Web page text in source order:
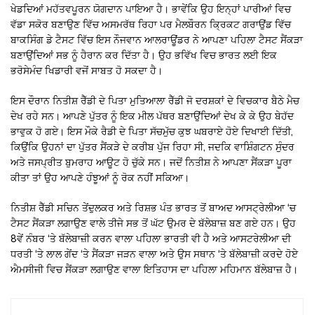
ਖੇਡਦਿਆਂ ਮਹੱਤਵਪੂਰਨ ਯੋਗਦਾਨ ਪਾਇਆ ਹੈ। ਭਾਵੇਂਕਿ ਉਹ ਇਨ੍ਹਾਂ ਪਾਰੀਆਂ ਵਿਚ
ਵੱਡਾ ਸਕੋਰ ਬਣਾਉਣ ਵਿੱਚ ਅਸਮਰੱਥ ਰਿਹਾ ਪਰ ਮੈਲਬੌਰਨ ਕ੍ਰਿਕਟ ਗਰਾਉਂਡ ਵਿੱਚ
ਬਾਕਸਿੰਗ ਡੇ ਟੈਸਟ ਵਿੱਚ ਇਸ ਨੌਜਵਾਨ ਆਲਰਾਊਂਡਰ ਨੇ ਆਪਣਾ ਪਹਿਲਾ ਟੈਸਟ ਸੈਂਕੜਾ
ਬਣਾਉਂਦਿਆਂ ਸਭ ਨੂੰ ਹੈਰਾਨ ਕਰ ਦਿੱਤਾ ਹੈ। ਉਹ ਭਵਿੱਖ ਵਿਚ ਭਾਰਤ ਲਈ ਇਕ
ਭਰੋਸੇਮੰਦ ਖਿਡਾਰੀ ਵਜੋਂ ਸਾਬਤ ਹੋ ਸਕਦਾ ਹੈ।
ਇਸ ਦੌਰਾਨ ਨਿਤੀਸ਼ ਰੈੱਡੀ ਦੇ ਪਿਤਾ ਮੁਤਿਆਲਾ ਰੈੱਡੀ ਜੋ ਦਰਸ਼ਕਾਂ ਦੇ ਵਿਚਕਾਰ ਬੈਠੇ ਮੈਚ
ਦੇਖ ਰਹੇ ਸਨ। ਆਪਣੇ ਪੁੱਤਰ ਨੂੰ ਇਕ ਮੀਲ ਪੱਥਰ ਬਣਾਉਂਦਿਆਂ ਦੇਖ ਕੇ ਕੇ ਉਹ ਬੇਹੱਦ
ਭਾਵੁਕ ਹੋ ਗਏ। ਇਸ ਮੌਕੇ ਰੈਡੀ ਦੇ ਪਿਤਾ ਸੱਚਮੁੱਚ ਕੁਝ ਘਬਰਾਏ ਹੋਏ ਦਿਖਾਈ ਦਿੱਤੀ,
ਕਿਉਂਕਿ ਉਹਨਾਂ ਦਾ ਪੁੱਤਰ ਸੈਂਕੜੇ ਦੇ ਕਰੀਬ ਪੁੱਜ ਰਿਹਾ ਸੀ, ਜਦਕਿ ਵਾਸ਼ਿੰਗਟਨ ਸੁੰਦਰ
ਅਤੇ ਜਸਪ੍ਰੀਤ ਬੁਮਰਾਹ ਆਊਟ ਹੋ ਚੁੱਕੇ ਸਨ। ਜਦੋਂ ਨਿਤੀਸ਼ ਨੇ ਆਪਣਾ ਸੈਂਕੜਾ ਪੂਰਾ
ਕੀਤਾ ਤਾਂ ਉਹ ਆਪਣੇ ਹੰਝੂਆਂ ਨੂੰ ਰੋਕ ਨਹੀਂ ਸਕਿਆ।
ਨਿਤੀਸ਼ ਰੈੱਡੀ ਸਚਿਨ ਤੇਂਦੁਲਕਰ ਅਤੇ ਰਿਸ਼ਭ ਪੰਤ ਭਾਰਤ ਤੋਂ ਬਾਅਦ ਆਸਟ੍ਰੇਲੀਆ ‘ਚ
ਟੈਸਟ ਸੈਂਕੜਾ ਲਗਾਉਣ ਵਾਲੇ ਤੀਜੇ ਸਭ ਤੋਂ ਘੱਟ ਉਮਰ ਦੇ ਬੱਲੇਬਾਜ਼ ਬਣ ਗਏ ਹਨ। ਉਹ
8ਵੇਂ ਨੰਬਰ ‘ਤੇ ਬੱਲੇਬਾਜ਼ੀ ਕਰਨ ਵਾਲਾ ਪਹਿਲਾ ਭਾਰਤੀ ਵੀ ਹੈ ਅਤੇ ਆਸਟਰੇਲੀਆ ਦੀ
ਧਰਤੀ ‘ਤੇ ਲਾਲ ਗੇਂਦ ‘ਤੇ ਸੈਂਕੜਾ ਜੜਨ ਵਾਲਾ ਅਤੇ ਉਸ ਸਥਾਨ ‘ਤੇ ਬੱਲੇਬਾਜ਼ੀ ਕਰਦੇ ਹੋਏ
ਐਮਸੀਜੀ ਵਿਚ ਸੈਂਕੜਾ ਲਗਾਉਣ ਵਾਲਾ ਇਤਿਹਾਸ ਦਾ ਪਹਿਲਾ ਮਹਿਮਾਨ ਬੱਲੇਬਾਜ਼ ਹੈ।